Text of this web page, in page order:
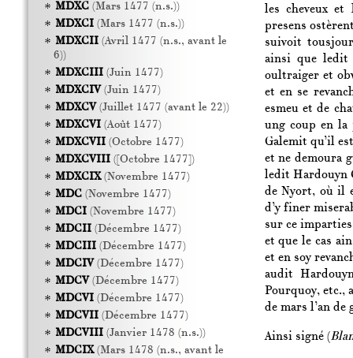
les cheveux
presens
suivoit
ainsi que ledit
oultraiger et
et en se
esmeu et de
ung coup en
Galemit qu’il
et ne demoura
ledit Hardouyn
de Nyort, où il
d’y finer
sur ce
et que le cas
et en soy
audit
Pourquoy, etc.,
de mars l’an de
Ainsi signé (
MDXC(Mars 1477 (n.s.))
MDXCI(Mars 1477 (n.s.))
MDXCII(Avril 1477 (n.s., avant le
6))
MDXCIII(Juin 1477)
MDXCIV(Juin 1477)
MDXCV(Juillet 1477 (avant le 22))
MDXCVI(Août 1477)
MDXCVII(Octobre 1477)
MDXCVIII([Octobre 1477])
MDXCIX(Novembre 1477)
MDC(Novembre 1477)
MDCI(Novembre 1477)
MDCII(Décembre 1477)
MDCIII(Décembre 1477)
MDCIV(Décembre 1477)
MDCV(Décembre 1477)
MDCVI(Décembre 1477)
MDCVII(Décembre 1477)
MDCVIII(Janvier 1478 (n.s.))
MDCIX(Mars 1478 (n.s., avant le